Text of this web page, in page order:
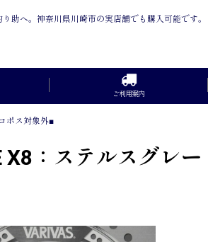
助へ。神奈川県川崎市の実店舗でも購入可能です。
ご利用案内
ポス対象外■
：ステルスグレ